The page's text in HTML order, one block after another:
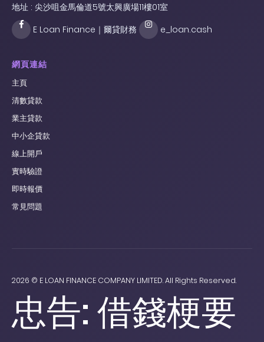
地址 : 尖沙咀金馬倫道5號太興廣場11樓01室
E Loan Finance｜爾貸財務
e_loan.cash
網頁連結
主頁
清數貸款
業主貸款
中小企貸款
線上開戶
實時驗證
即時報價
常見問題
2026 © E LOAN FINANCE COMPANY LIMITED. All Rights Reserved.
忠告: 借錢梗要